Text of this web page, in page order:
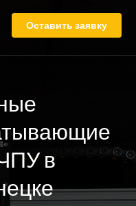
Оставить заявку
в